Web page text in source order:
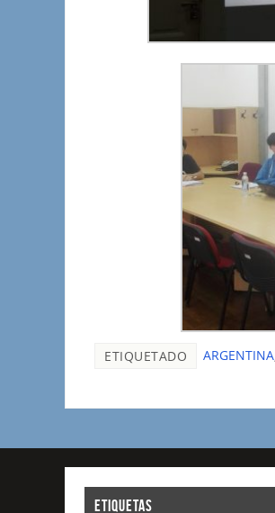
ETIQUETADO ARGENTINA
ETIQUETAS